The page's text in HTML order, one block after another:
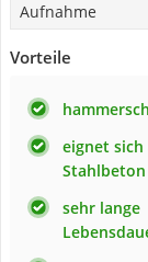
Aufnahme
Vorteile
eignet
Stahlbeton
sehr lange